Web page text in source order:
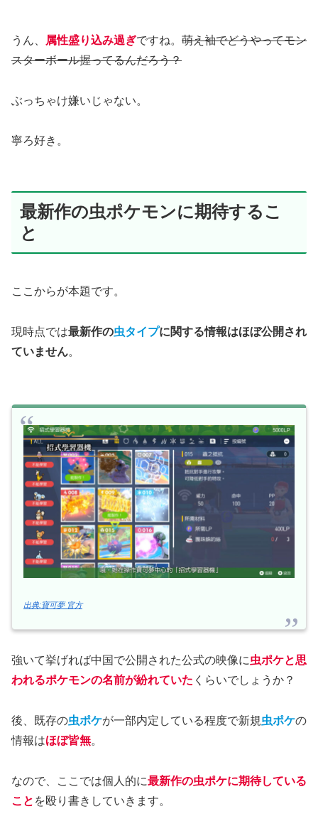
うん、 属性盛り込み過ぎですね。 萌え袖でどうやってモン
スターボール握ってるんだろう？
ぶっちゃけ嫌いじゃない。
寧ろ好き。
最新作の虫ポケモンに期待するこ
と
ここからが本題です。
現時点では最新作の虫タイプに関する情報はほぼ公開され
ていません。
出典:寶可夢 官方
強いて挙げれば中国で公開された公式の映像に虫ポケと思
われるポケモンの名前が紛れていた くらいでしょうか？
後、既存の虫ポケが一部内定している程度で新規虫ポケの
情報はほぼ皆無。
なので、ここでは個人的に最新作の虫ポケに期待している
こと を殴り書きしていきます。